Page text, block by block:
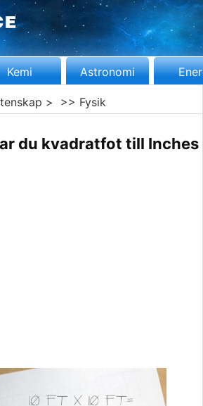
Kemi Astronomi
> >> Fysik
du kvadratfot till Inches